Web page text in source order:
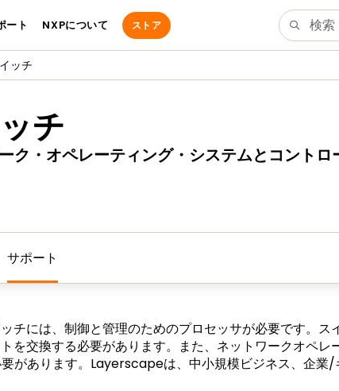
ート NXPについて ストア
ッチ
チ
・オペレーティング・システムとコントロ
サポート
チには、制御と管理のためのプロセッサが必要です。
を交換する必要があります。また、ネットワークオペ
があります。Layerscapeは、中小規模ビジネス、企業